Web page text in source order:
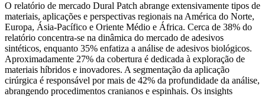
O relatório de mercado Dural Patch abrange extensivamente tipos de
materiais, aplicações e perspectivas regionais na América do Norte,
Europa, Ásia-Pacífico e Oriente Médio e África. Cerca de 38% do
relatório concentra-se na dinâmica do mercado de adesivos
sintéticos, enquanto 35% enfatiza a análise de adesivos biológicos.
Aproximadamente 27% da cobertura é dedicada à exploração de
materiais híbridos e inovadores. A segmentação da aplicação
cirúrgica é responsável por mais de 42% da profundidade da análise,
abrangendo procedimentos cranianos e espinhais. Os insights